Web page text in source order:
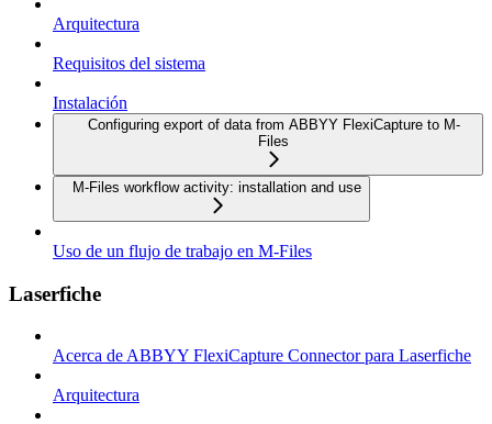
Arquitectura
Requisitos del sistema
Instalación
Configuring export of data from ABBYY FlexiCapture to M-
Files
M-Files workflow activity: installation and use
Uso de un flujo de trabajo en M-Files
Laserfiche
Acerca de ABBYY FlexiCapture Connector para Laserfiche
Arquitectura